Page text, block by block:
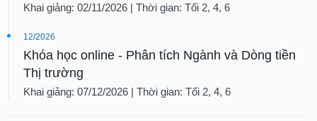
Khai giảng: 02/11/2026 | Thời gian: Tối 2, 4, 6
12/2026
Khóa học online - Phân tích Ngành và Dòng tiền
Thị trường
Khai giảng: 07/12/2026 | Thời gian: Tối 2, 4, 6